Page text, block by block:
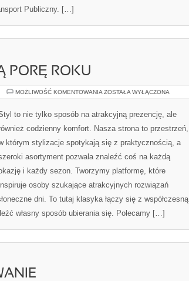
Publiczny. […]
PORĘ ROKU
MOŻLIWOŚĆ KOMENTOWANIA OKRYCIA
PORĘ
ROKU
ZOSTAŁA WYŁĄCZONA
to nie tylko sposób na atrakcyjną prezencję, ale
codzienny komfort. Nasza strona to przestrzeń,
którym stylizacje spotykają się z praktycznością, a
asortyment pozwala znaleźć coś na każdą
i każdy sezon. Tworzymy platformę, które
osoby szukające atrakcyjnych rozwiązań
dni. To tutaj klasyka łączy się z współczesną
własny sposób ubierania się. Polecamy […]